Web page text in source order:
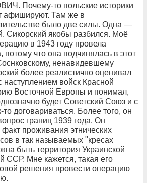
Почему-то польские историки
афишируют. Там же в
было две силы. Одна —
Сикорский якобы разбился. Моё
в 1943 году провела
потому что она подчинялась в этот
ненавидевшему
более реалистично оценивал
наступлением войск Красной
Восточной Европы и понимал,
будет Советский Союз и с
то договариваться. Более того, он
границ 1939 года. Он
проживания этнических
в так называемых "кресах
быть территория Украинской
ССР. Мне кажется, такая его
решения провести операцию